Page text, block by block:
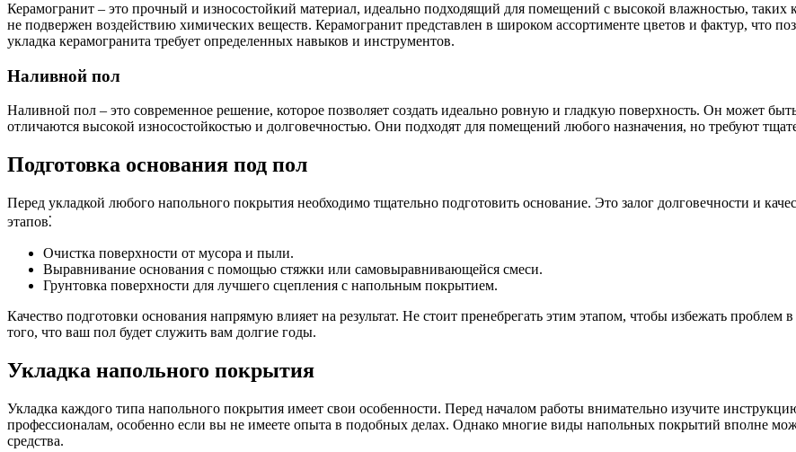
Керамогранит – это прочный и износостойкий материал, идеально подходящий для помещений с высокой влажностью,
не подвержен воздействию химических веществ. Керамогранит представлен в широком ассортименте цветов и фактур, что
укладка керамогранита требует определенных навыков и инструментов.
Наливной пол
Наливной пол – это современное решение, которое позволяет создать идеально ровную и гладкую поверхность. Он может
отличаются высокой износостойкостью и долговечностью. Они подходят для помещений любого назначения, но требуют
Подготовка основания под пол
Перед укладкой любого напольного покрытия необходимо тщательно подготовить основание. Это залог долговечности и
этапов⁚
Очистка поверхности от мусора и пыли.
Выравнивание основания с помощью стяжки или самовыравнивающейся смеси.
Грунтовка поверхности для лучшего сцепления с напольным покрытием.
Качество подготовки основания напрямую влияет на результат. Не стоит пренебрегать этим этапом, чтобы избежать
того, что ваш пол будет служить вам долгие годы.
Укладка напольного покрытия
Укладка каждого типа напольного покрытия имеет свои особенности. Перед началом работы внимательно изучите
профессионалам, особенно если вы не имеете опыта в подобных делах. Однако многие виды напольных покрытий вполне
средства.